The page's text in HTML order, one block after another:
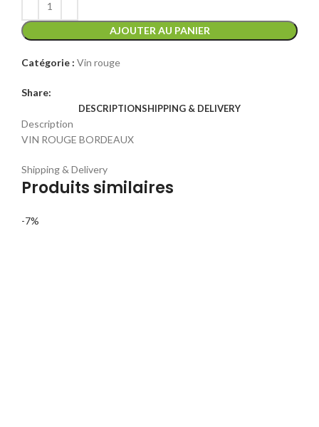
5
AJOUTER AU PANIER
Catégorie : Vin rouge
Share:
DESCRIPTIONSHIPPING & DELIVERY
Description
VIN ROUGE BORDEAUX
Shipping & Delivery
Produits similaires
-7%